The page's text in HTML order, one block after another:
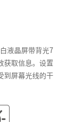
液晶屏带背光7
获取信息。设置
到屏幕光线的干